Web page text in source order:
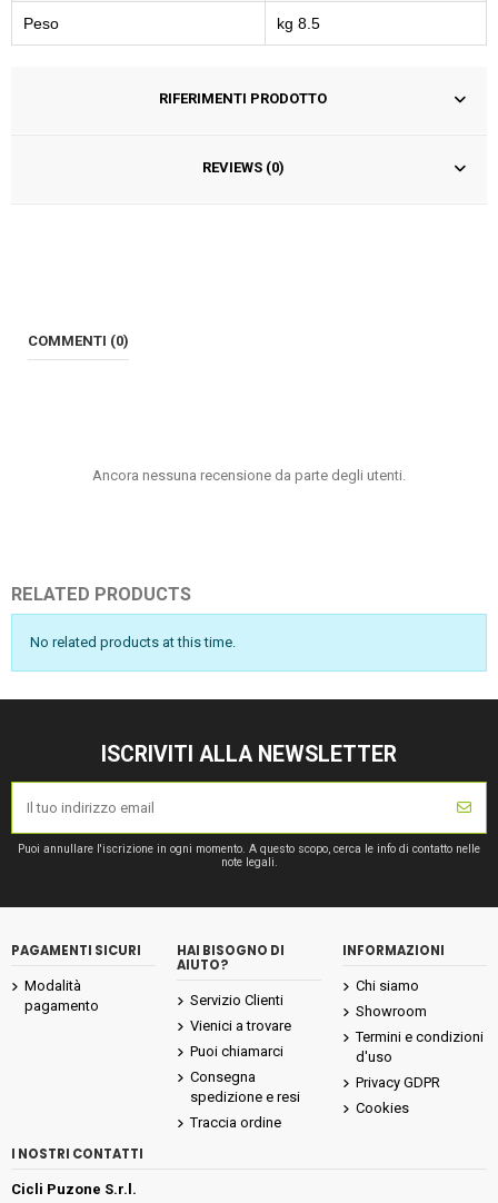
Peso kg 8.5
RIFERIMENTI PRODOTTO
REVIEWS (0)
COMMENTI (0)
Ancora nessuna recensione da parte degli utenti.
RELATED PRODUCTS
No related products at this time.
ISCRIVITI ALLA NEWSLETTER
Puoi annullare l'iscrizione in ogni momento. A questo scopo, cerca le info di contatto nelle
note legali.
PAGAMENTI SICURI
Modalità
pagamento
HAI BISOGNO DI
AIUTO?
Servizio Clienti
Vienici a trovare
Puoi chiamarci
Consegna
spedizione e resi
Traccia ordine
INFORMAZIONI
Chi siamo
Showroom
Termini e condizioni
d'uso
Privacy GDPR
Cookies
I NOSTRI CONTATTI
Cicli Puzone S.r.l.